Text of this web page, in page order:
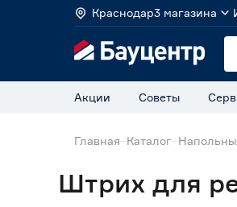
Краснодар3 магазина
Акции Советы
Главная Каталог
Штрих для